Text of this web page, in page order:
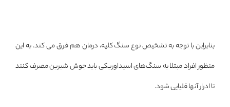
بنابراین با توجه به تشخیص نوع سنگ کلیه، درمان هم فرق می کند. به این
منظور افراد مبتلا به سنگ‌های اسیداوریکی باید جوش شیرین مصرف کنند
تا ادرار آنها قلیایی شود.